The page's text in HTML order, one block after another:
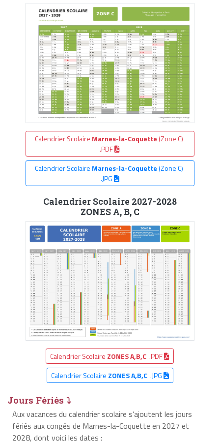
Calendrier Scolaire Marnes-la-Coquette (Zone C)
.PDF
Calendrier Scolaire Marnes-la-Coquette(Zone C)
.JPG
Calendrier Scolaire 2027-2028
ZONES A, B, C
Calendrier Scolaire ZONES A,B,C .PDF
Calendrier Scolaire ZONES A,B,C.JPG
Jours Fériés ⤵
Aux vacances du calendrier scolaire s’ajoutent les jours
fériés aux congés de Marnes-la-Coquette en 2027 et
2028, dont voici les dates :